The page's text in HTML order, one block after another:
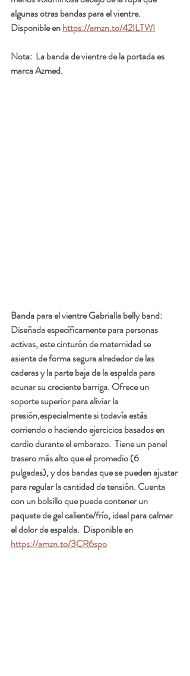
algunas otras bandas para el vientre.
Disponible en https://amzn.to/42ILTWI
Nota:  La banda de vientre de la portada es
marca Azmed.
Banda para el vientre Gabrialla belly band:
Diseñada específicamente para personas
activas, este cinturón de maternidad se
asienta de forma segura alrededor de las
caderas y la parte baja de la espalda para
acunar su creciente barriga. Ofrece un
soporte superior para aliviar la
presión,especialmente si todavía estás
corriendo o haciendo ejercicios basados en
cardio durante el embarazo.  Tiene un panel
trasero más alto que el promedio (6
pulgadas), y dos bandas que se pueden ajustar
para regular la cantidad de tensión. Cuenta
con un bolsillo que puede contener un
paquete de gel caliente/frío, ideal para calmar
el dolor de espalda.  Disponible en
https://amzn.to/3CR6spo